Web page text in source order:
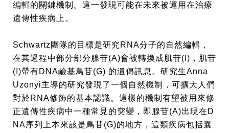
編輯的關鍵機制。這一發現可能在未來被運用在治療
遺傳性疾病上。
Schwartz 團隊的目標是研究 RNA分子的自然編輯，
在其過程中部分部分腺苷(A)會被轉換成肌苷(I) ，肌苷
(I)帶有DNA鹼基鳥苷(G) 的遺傳訊息。研究生Anna
Uzonyi主導的研究發現了一個自然機制，可擴大人們
對於RNA修飾的基本認識。這樣的機制有望被用來修
正遺傳性疾病中一種常見的突變，即腺苷(A)出現在 D
NA序列上本來該是鳥苷(G)的地方，這類疾病包括囊